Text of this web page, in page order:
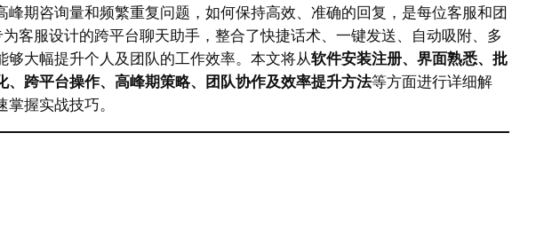
期咨询量和频繁重复问题，如何保持高效、准确的回复，是每位客服和团
客服设计的跨平台聊天助手，整合了快捷话术、一键发送、自动吸附、多
大幅提升个人及团队的工作效率。本文将从软件安装注册、界面熟悉、批
跨平台操作、高峰期策略、团队协作及效率提升方法等方面进行详细解
握实战技巧。